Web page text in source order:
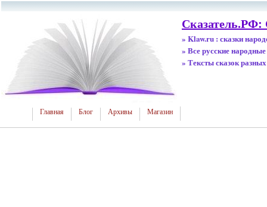
Сказатель.РФ:
» Klaw.ru : сказки
» Все русские народные
» Тексты сказок
Главная Блог Архивы Магазин